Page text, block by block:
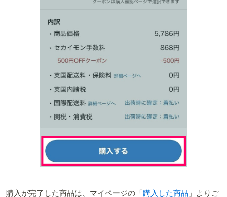
購入が完了した商品は、マイページの「 購入した商品 」よりご